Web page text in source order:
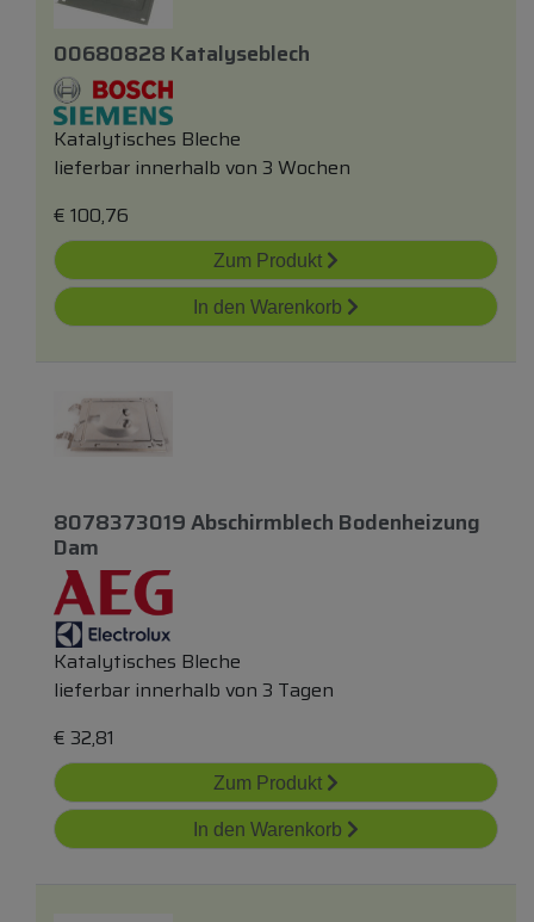
00680828 Katalyseblech
Katalytisches Bleche
lieferbar innerhalb von 3 Wochen
€ 100,76
Zum Produkt
In den Warenkorb
8078373019 Abschirmblech Bodenheizung
Dam
Katalytisches Bleche
lieferbar innerhalb von 3 Tagen
€ 32,81
Zum Produkt
In den Warenkorb